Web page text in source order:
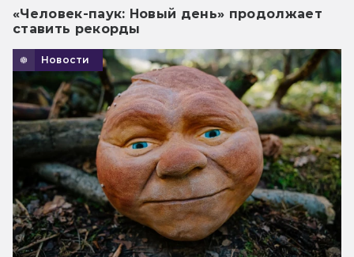
«Человек-паук: Новый день» продолжает
ставить рекорды
Новости